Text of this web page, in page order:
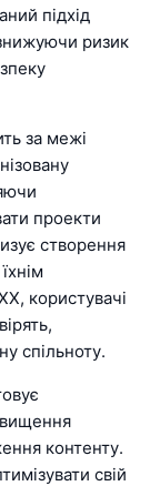
підхід
ризик
за межі
проекти
створення
користувачі
спільноту.
контенту.
свій